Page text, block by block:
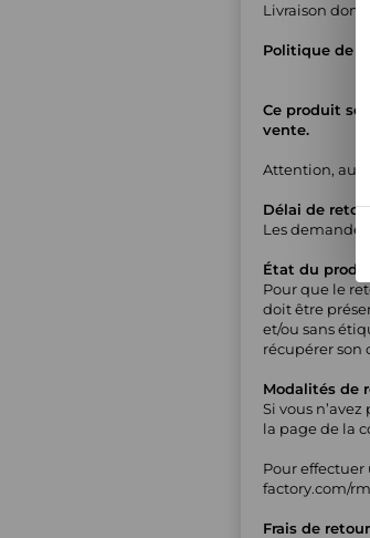
Livraison
Politique de
Ce produit
vente.
Attention,
Délai de
Les
État du produit
Pour que le
doit être
et/ou sans
récupérer son
Modalités de
Si vous
la page de la
Pour
factory.com/
Frais de retour